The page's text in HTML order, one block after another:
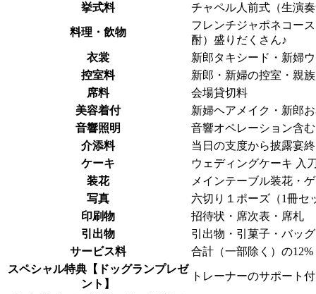
挙式料 チャペル人前式（生演
料理・飲物
フレンチジャポネコー
酎）盛りだくさん♪
衣裳
新郎タキシード・新婦
控室料
新郎・新婦の控室・親
席料
会場貸切料
美容着付
新婦ヘアメイク・新郎
音響照明
音響オペレーション含む
介添料
当日の支度から披露宴
ケーキ
ウェディングケーキ 入
装花
メインテーブル装花・
写真
六切り１ポーズ（1冊セ
印刷物
招待状・席次表・席札
引出物
引出物・引菓子・バッグ
サービス料
合計（一部除く）の12%
スペシャル特典【ドッグランプレゼ
ント】
トレーナーのサポート付